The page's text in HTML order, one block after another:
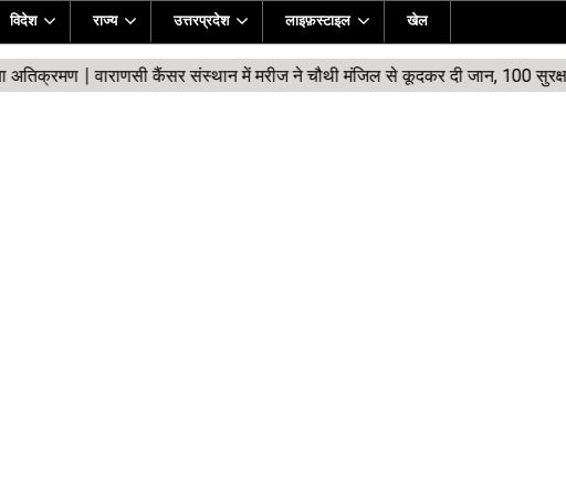
विदेश राज्य उत्तरप्रदेश लाइफ़स्टाइल खेल